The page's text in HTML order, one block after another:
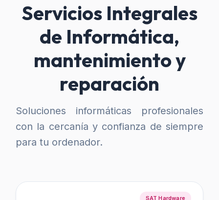
Servicios Integrales
de Informática,
mantenimiento y
reparación
Soluciones informáticas profesionales
con la cercanía y confianza de siempre
para tu ordenador.
SAT Hardware